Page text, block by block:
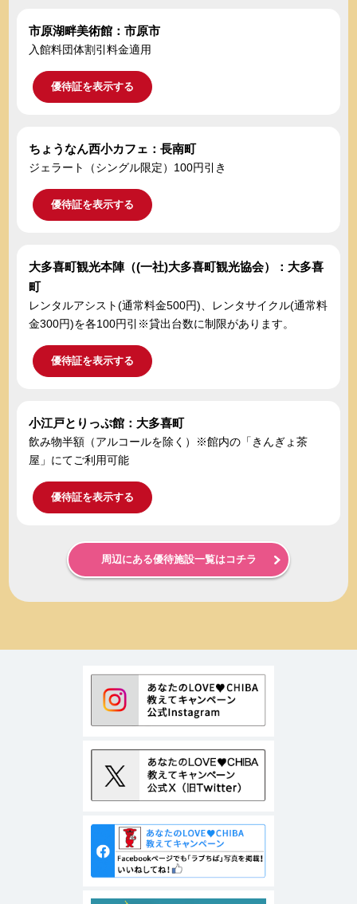
市原湖畔美術館：市原市
入館料団体割引料金適用
優待証を表示する
ちょうなん西小カフェ：長南町
ジェラート（シングル限定）100円引き
優待証を表示する
大多喜町観光本陣（(一社)大多喜町観光協会）：大多喜
町
レンタルアシスト(通常料金500円)、レンタサイクル(通常料
金300円)を各100円引※貸出台数に制限があります。
優待証を表示する
小江戸とりっぷ館：大多喜町
飲み物半額（アルコールを除く）※館内の「きんぎょ茶
屋」にてご利用可能
優待証を表示する
周辺にある優待施設一覧はコチラ